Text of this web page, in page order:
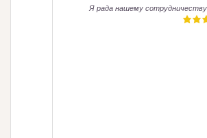
Я рада нашему